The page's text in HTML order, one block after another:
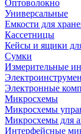
Оптоволокно
Универсальные
Емкости для
Кассетницы
Кейсы и ящики
Сумки
Измерительные
Электронные
Микросхемы
Микросхемы
Микросхемы для
Интерфейсные